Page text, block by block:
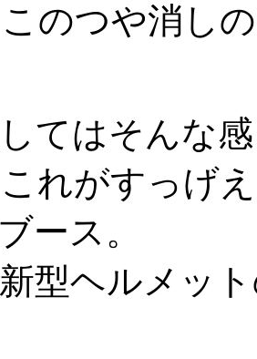
のつや消し
てはそんな
れがすっげ
ース。
型ヘルメッ